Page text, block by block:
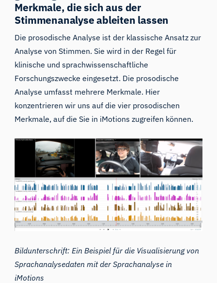
Merkmale, die sich aus der
Stimmenanalyse ableiten lassen
Die prosodische Analyse ist der klassische Ansatz zur
Analyse von Stimmen. Sie wird in der Regel für
klinische und sprachwissenschaftliche
Forschungszwecke eingesetzt. Die prosodische
Analyse umfasst mehrere Merkmale. Hier
konzentrieren wir uns auf die vier prosodischen
Merkmale, auf die Sie in iMotions zugreifen können.
Bildunterschrift: Ein Beispiel für die Visualisierung von
Sprachanalysedaten mit der Sprachanalyse in
iMotions